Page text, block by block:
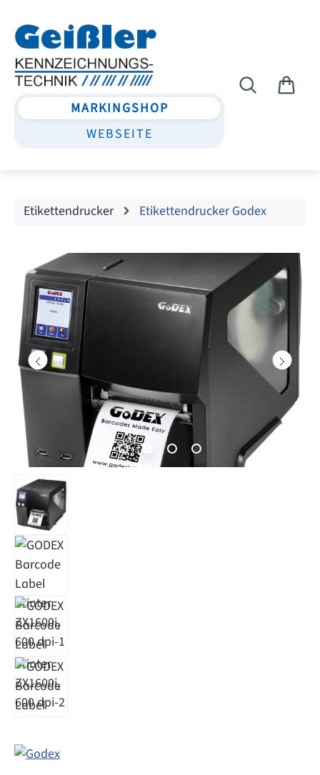
MARKINGSHOP
WEBSEITE
Etikettendrucker Etikettendrucker Godex
Bildergalerie überspringen